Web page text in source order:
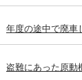
年度の途中で廃車
盗難にあった原動